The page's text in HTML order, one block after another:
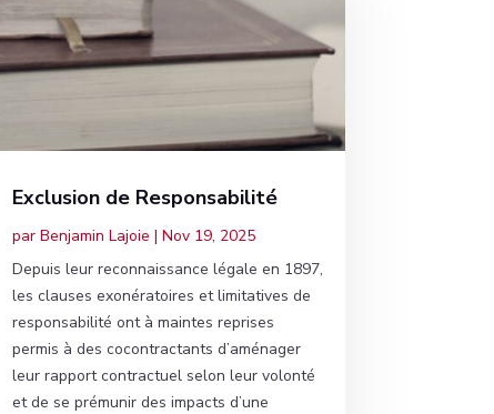
Exclusion de Responsabilité
par Benjamin Lajoie | Nov 19, 2025
Depuis leur reconnaissance légale en 1897,
les clauses exonératoires et limitatives de
responsabilité ont à maintes reprises
permis à des cocontractants d’aménager
leur rapport contractuel selon leur volonté
et de se prémunir des impacts d’une